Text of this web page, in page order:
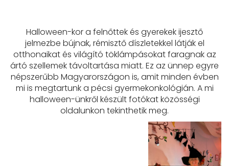
Halloween-kor a felnőttek és gyerekek ijesztő
jelmezbe bújnak, rémisztő díszletekkel látják el
otthonaikat és világító töklámpásokat faragnak az
ártó szellemek távoltartása miatt. Ez az ünnep egyre
népszerűbb Magyarországon is, amit minden évben
mi is megtartunk a pécsi gyermekonkológián. A mi
halloween-ünkről készült fotókat közösségi
oldalunkon tekinthetik meg.